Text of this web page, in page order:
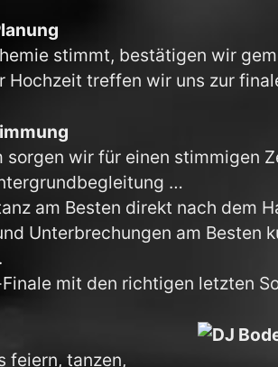
stimmt, bestätigen wir
Hochzeit treffen wir uns zur
sorgen wir für einen stimmigen
…
am Besten direkt nach dem
Unterbrechungen am Besten
mit den richtigen letzten
feiern, tanzen,